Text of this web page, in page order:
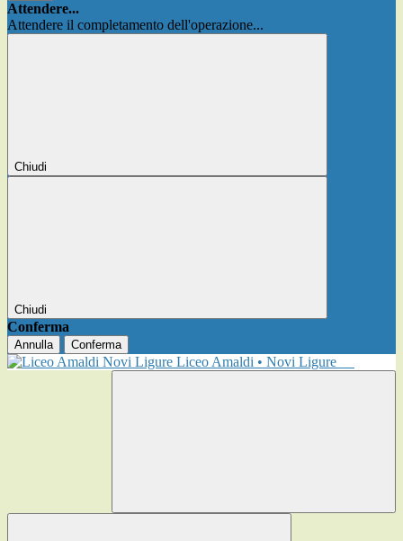
Attendere...
Attendere il completamento dell'operazione...
Chiudi
Chiudi
Conferma
Annulla Conferma
Liceo Amaldi • Novi Ligure